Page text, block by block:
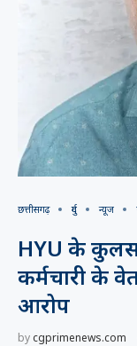
छत्तीसगढ़ दुर्ग न्यूज
HYU के
कर्मचारी के
आरोप
bycgprimenews.com